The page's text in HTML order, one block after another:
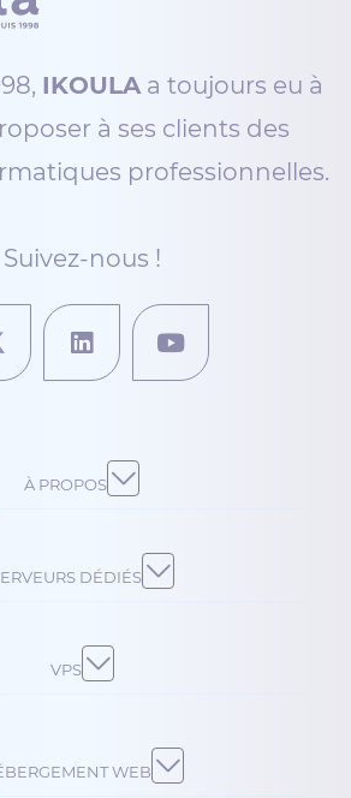
IKOULAa toujours eu à
à ses clients des
professionnelles.
Suivez-nous !
À PROPOS
DÉDIÉS
VPS
WEB